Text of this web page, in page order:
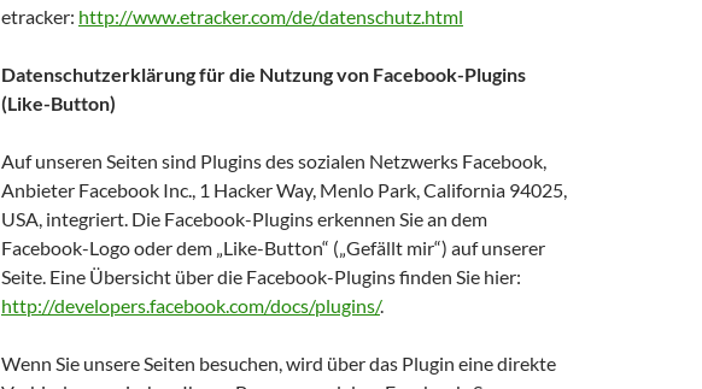
etracker: http://www.etracker.com/de/datenschutz.html
Datenschutzerklärung für die Nutzung von Facebook-Plugins
(Like-Button)
Auf unseren Seiten sind Plugins des sozialen Netzwerks Facebook,
Anbieter Facebook Inc., 1 Hacker Way, Menlo Park, California 94025,
USA, integriert. Die Facebook-Plugins erkennen Sie an dem
Facebook-Logo oder dem „Like-Button“ („Gefällt mir“) auf unserer
Seite. Eine Übersicht über die Facebook-Plugins finden Sie hier:
http://developers.facebook.com/docs/plugins/.
Wenn Sie unsere Seiten besuchen, wird über das Plugin eine direkte